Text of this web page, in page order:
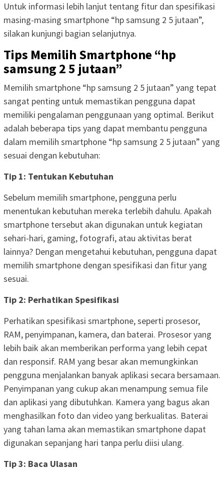
Untuk informasi lebih lanjut tentang fitur dan spesifikasi
masing-masing smartphone “hp samsung 2 5 jutaan”,
silakan kunjungi bagian selanjutnya.
Tips Memilih Smartphone “hp
samsung 2 5 jutaan”
Memilih smartphone “hp samsung 2 5 jutaan” yang tepat
sangat penting untuk memastikan pengguna dapat
memiliki pengalaman penggunaan yang optimal. Berikut
adalah beberapa tips yang dapat membantu pengguna
dalam memilih smartphone “hp samsung 2 5 jutaan” yang
sesuai dengan kebutuhan:
Tip 1: Tentukan Kebutuhan
Sebelum memilih smartphone, pengguna perlu
menentukan kebutuhan mereka terlebih dahulu. Apakah
smartphone tersebut akan digunakan untuk kegiatan
sehari-hari, gaming, fotografi, atau aktivitas berat
lainnya? Dengan mengetahui kebutuhan, pengguna dapat
memilih smartphone dengan spesifikasi dan fitur yang
sesuai.
Tip 2: Perhatikan Spesifikasi
Perhatikan spesifikasi smartphone, seperti prosesor,
RAM, penyimpanan, kamera, dan baterai. Prosesor yang
lebih baik akan memberikan performa yang lebih cepat
dan responsif. RAM yang besar akan memungkinkan
pengguna menjalankan banyak aplikasi secara bersamaan.
Penyimpanan yang cukup akan menampung semua file
dan aplikasi yang dibutuhkan. Kamera yang bagus akan
menghasilkan foto dan video yang berkualitas. Baterai
yang tahan lama akan memastikan smartphone dapat
digunakan sepanjang hari tanpa perlu diisi ulang.
Tip 3: Baca Ulasan